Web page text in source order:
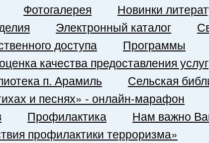
Фотогалерея Новинки
Электронный каталог
доступа
Программы
качества предоставления услуг
п. Арамиль
Сельская
и песнях» - онлайн-марафон
Профилактика
Нам важно
профилактики терроризма»